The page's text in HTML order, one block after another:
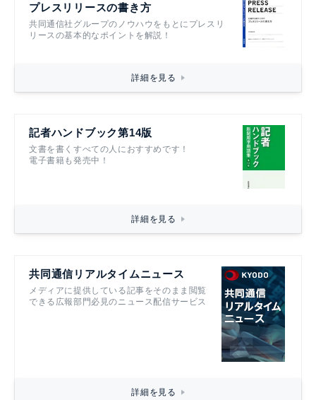
プレスリリースの書き方
共同通信社グループのノウハウをもとにプレスリ
リースの基本的なポイントを解説！
詳細を見る
記者ハンドブック第14版
文書を書くすべての人におすすめです！
電子書籍も発売中！
詳細を見る
共同通信リアルタイムニュース
メディアに提供している記事をそのまま閲覧
できる広報部門必見のニュース配信サービス
詳細を見る